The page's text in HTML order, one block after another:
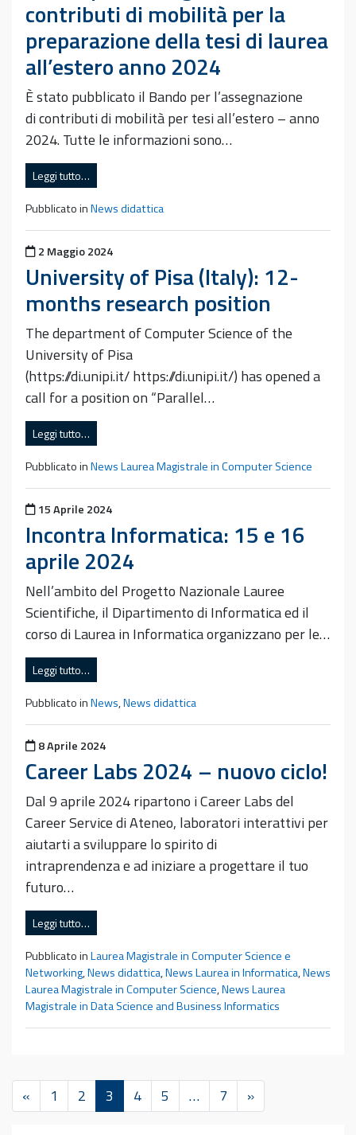
contributi di mobilità per la
preparazione della tesi di laurea
all’estero anno 2024
È stato pubblicato il Bando per l’assegnazione
di contributi di mobilità per tesi all’estero – anno
2024. Tutte le informazioni sono…
Leggi tutto…
Pubblicato inNews didattica
Pubblicato il
2 Maggio 2024
University of Pisa (Italy): 12-
months research position
The department of Computer Science of the
University of Pisa
(https://di.unipi.it/ https://di.unipi.it/) has opened a
call for a position on “Parallel…
Leggi tutto…
Pubblicato inNews Laurea Magistrale in Computer Science
Pubblicato il
15 Aprile 2024
Incontra Informatica: 15 e 16
aprile 2024
Nell’ambito del Progetto Nazionale Lauree
Scientifiche, il Dipartimento di Informatica ed il
corso di Laurea in Informatica organizzano per le…
Leggi tutto…
Pubblicato inNews,News didattica
Pubblicato il
8 Aprile 2024
Career Labs 2024 – nuovo ciclo!
Dal 9 aprile 2024 ripartono i Career Labs del
Career Service di Ateneo, laboratori interattivi per
aiutarti a sviluppare lo spirito di
intraprendenza e ad iniziare a progettare il tuo
futuro…
Leggi tutto…
Pubblicato inLaurea Magistrale in Computer Science e
Networking,News didattica,News Laurea in Informatica,News
Laurea Magistrale in Computer Science,News Laurea
Magistrale in Data Science and Business Informatics
« 1 2 3 4 5 … 7 »